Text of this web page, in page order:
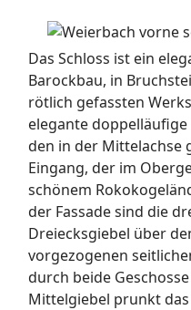
Das Schloss ist ein
Barockbau, in
rötlich gefassten
elegante
den in der Mittelachse
Eingang, der im
schönem
der Fassade sind die
Dreiecksgiebel über
vorgezogenen
durch beide
Mittelgiebel prunkt